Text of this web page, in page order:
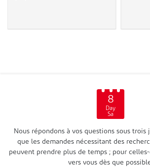
8
Day
Sa
Nous répondons à vos questions sous trois
que les demandes nécessitant des
peuvent prendre plus de temps ; pour
vers vous dès que